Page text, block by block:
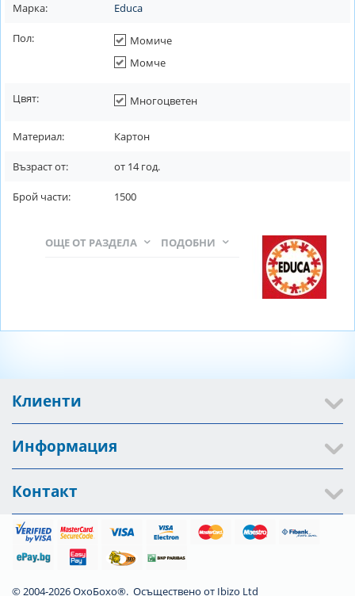
Марка: Educa
Пол:
Момиче
Момче
Цвят: Многоцветен
Материал: Картон
Възраст от: от 14год.
Брой части: 1500
ПОДОБНИ
ОЩЕ ОТ РАЗДЕЛА
Клиенти
Информация
Контакт
© 2004-2026 ОхоБохо®. Осъществено от Ibizo Ltd